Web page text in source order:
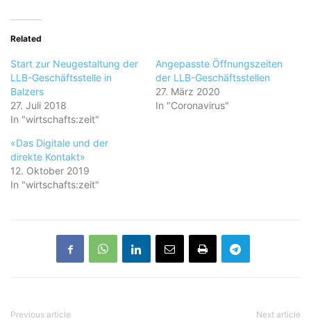
Related
Start zur Neugestaltung der
LLB-Geschäftsstelle in
Balzers
27. Juli 2018
In "wirtschafts:zeit"
Angepasste Öffnungszeiten
der LLB-Geschäftsstellen
27. März 2020
In "Coronavirus"
«Das Digitale und der
direkte Kontakt»
12. Oktober 2019
In "wirtschafts:zeit"
Previous article Next article